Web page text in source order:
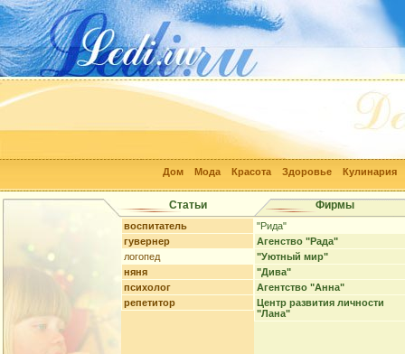
Дом Мода Красота Здоровье Кулинария
Статьи Фирмы
воспитатель
гувернер
логопед
няня
психолог
репетитор
"Рида"
Агенство "Рада"
"Уютный мир"
"Дива"
Агентство "Анна"
Центр развития личности
"Лана"